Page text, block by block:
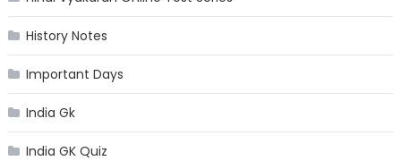
History Notes
Important Days
India Gk
India GK Quiz